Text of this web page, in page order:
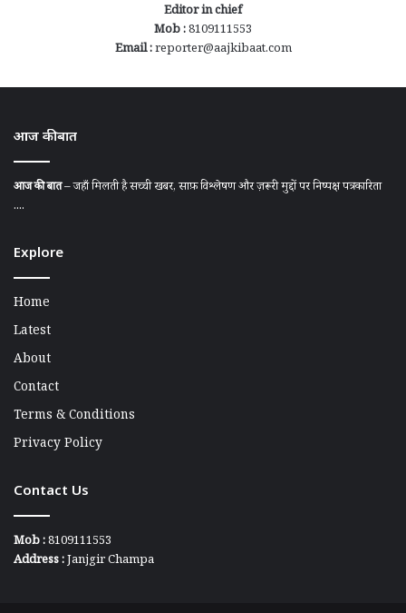
Editor in chief
Mob :8109111553
Email :reporter@aajkibaat.com
आज की बात
आज की बात– जहाँ मिलती है सच्ची खबर, साफ़ विश्लेषण और ज़रूरी मुद्दों पर निष्पक्ष पत्रकारिता
....
Explore
Home
Latest
About
Contact
Terms & Conditions
Privacy Policy
Contact Us
Mob :8109111553
Address :Janjgir Champa